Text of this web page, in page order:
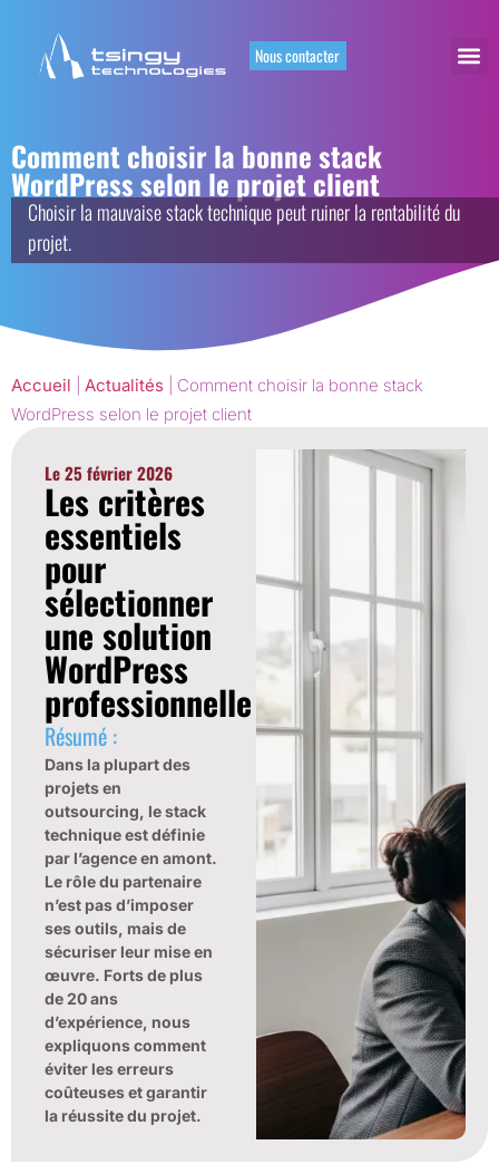
Nous contacter
Comment choisir la bonne stack
WordPress selon le projet client
Choisir la mauvaise stack technique peut ruiner la rentabilité du
projet.
Accueil Actualités
Comment choisir la bonne stack
WordPress selon le projet client
Le25 février 2026
Les critères
essentiels
pour
sélectionner
une solution
WordPress
professionnelle
Résumé :
Dans la plupart des
projets en
outsourcing, le stack
technique est définie
par l’agence en amont.
Le rôle du partenaire
n’est pas d’imposer
ses outils, mais de
sécuriser leur mise en
œuvre. Forts de plus
de 20 ans
d’expérience, nous
expliquons comment
éviter les erreurs
coûteuses et garantir
la réussite du projet.